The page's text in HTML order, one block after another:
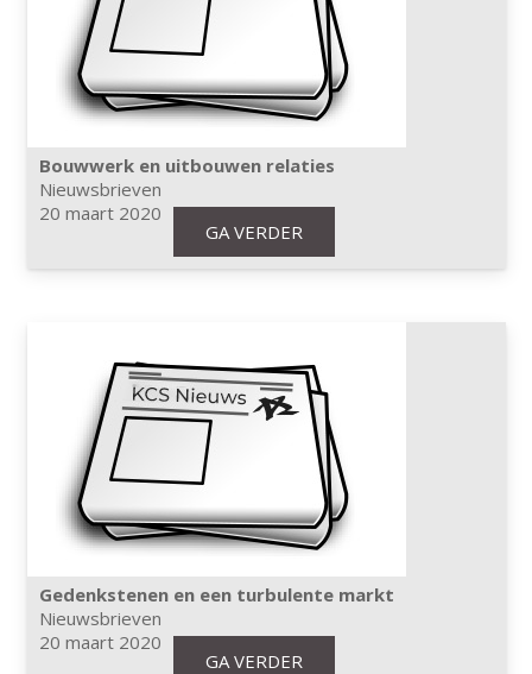
Bouwwerk en uitbouwen relaties
Nieuwsbrieven
20 maart 2020
GA VERDER
Gedenkstenen en een turbulente markt
Nieuwsbrieven
20 maart 2020
GA VERDER